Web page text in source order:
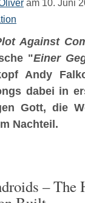
am 10. Juni
Against
"Einer
Andy
dabei in
Gott, die
Nachteil.
– The